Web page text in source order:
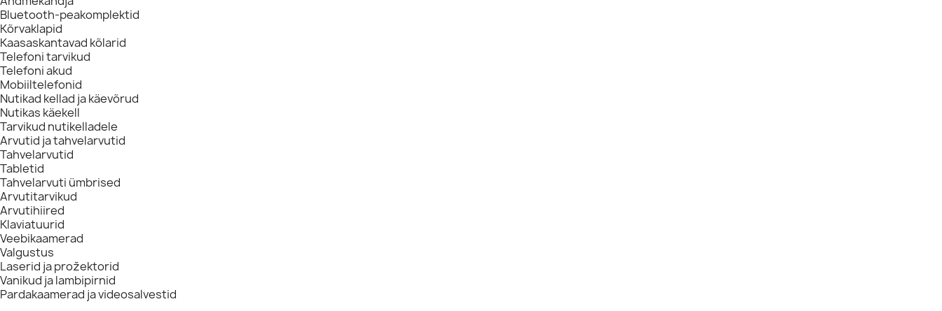
Bluetooth-peakomplektid
Kõrvaklapid
Kaasaskantavad kõlarid
Telefoni tarvikud
Telefoni akud
Mobiiltelefonid
Nutikad kellad ja käevõrud
Nutikas käekell
Tarvikud nutikelladele
Arvutid ja tahvelarvutid
Tahvelarvutid
Tabletid
Tahvelarvuti ümbrised
Arvutitarvikud
Arvutihiired
Klaviatuurid
Veebikaamerad
Valgustus
Laserid ja prožektorid
Vanikud ja lambipirnid
Pardakaamerad ja videosalvestid